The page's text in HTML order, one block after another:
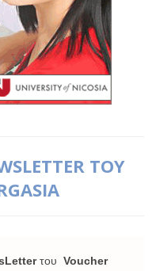
ΤΟΥ
του Voucher